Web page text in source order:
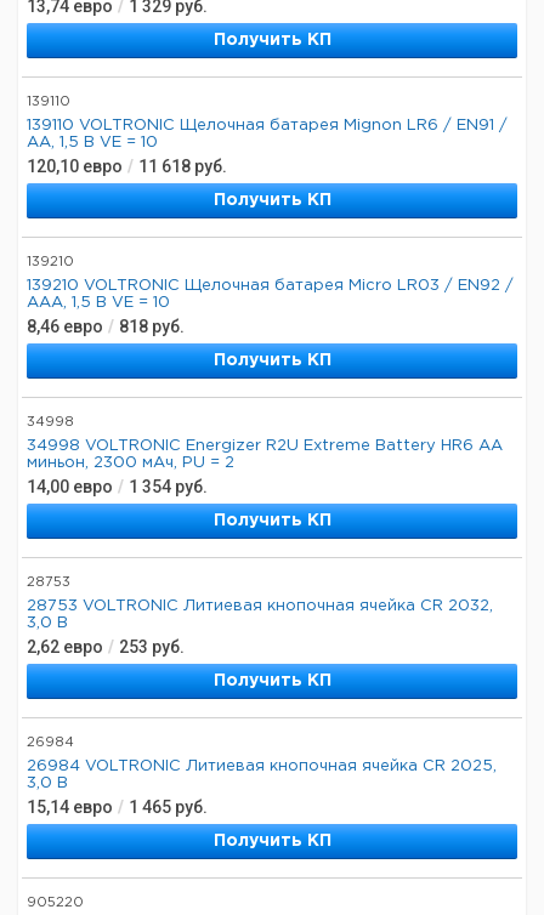
13,74 евро / 1 329 руб.
Получить КП
139110
139110 VOLTRONIC Щелочная батарея Mignon LR6 / EN91 /
AA, 1,5 В VE = 10
120,10 евро / 11 618 руб.
Получить КП
139210
139210 VOLTRONIC Щелочная батарея Micro LR03 / EN92 /
AAA, 1,5 В VE = 10
8,46 евро / 818 руб.
Получить КП
34998
34998 VOLTRONIC Energizer R2U Extreme Battery HR6 AA
миньон, 2300 мАч, PU = 2
14,00 евро / 1 354 руб.
Получить КП
28753
28753 VOLTRONIC Литиевая кнопочная ячейка CR 2032,
3,0 В
2,62 евро / 253 руб.
Получить КП
26984
26984 VOLTRONIC Литиевая кнопочная ячейка CR 2025,
3,0 В
15,14 евро / 1 465 руб.
Получить КП
905220